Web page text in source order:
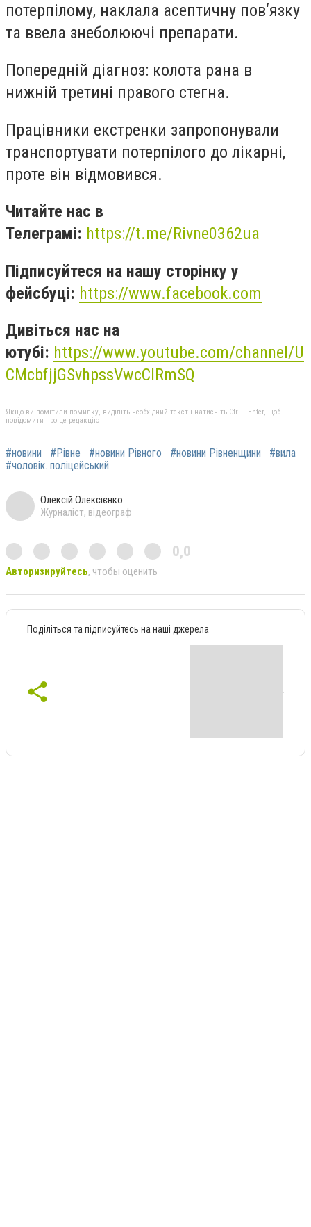
потерпілому, наклала асептичну пов‘язку
та ввела знеболюючі препарати.
Попередній діагноз: колота рана в
нижній третині правого стегна.
Працівники екстренки запропонували
транспортувати потерпілого до лікарні,
проте він відмовився.
Читайте нас в
Телеграмі: https://t.me/Rivne0362ua
Підписуйтеся на нашу сторінку у
фейсбуці: https://www.facebook.com
Дивіться нас на
ютубі: https://www.youtube.com/channel/U
CMcbfjjGSvhpssVwcClRmSQ
Якщо ви помітили помилку, виділіть необхідний текст і натисніть Ctrl + Enter, щоб
повідомити про це редакцію
#новини #Рівне #новини Рівного #новини Рівненщини
#вила
#чоловік. поліцейський
Олексій Олексієнко
Журналіст, відеограф
0,0
Авторизируйтесь, чтобы оценить
Поділіться та підписуйтесь на наші джерела